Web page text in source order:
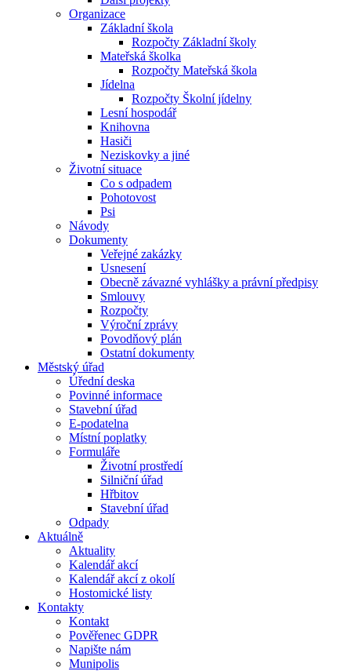
Organizace
Základní škola
Rozpočty Základní školy
Mateřská školka
Rozpočty Mateřská škola
Jídelna
Rozpočty Školní jídelny
Lesní hospodář
Knihovna
Hasiči
Neziskovky a jiné
Životní situace
Co s odpadem
Pohotovost
Psi
Návody
Dokumenty
Veřejné zakázky
Usnesení
Obecně závazné vyhlášky a právní předpisy
Smlouvy
Rozpočty
Výroční zprávy
Povodňový plán
Ostatní dokumenty
Městský úřad
Úřední deska
Povinné informace
Stavební úřad
E-podatelna
Místní poplatky
Formuláře
Životní prostředí
Silniční úřad
Hřbitov
Stavební úřad
Odpady
Aktuálně
Aktuality
Kalendář akcí
Kalendář akcí z okolí
Hostomické listy
Kontakty
Kontakt
Pověřenec GDPR
Napište nám
Munipolis